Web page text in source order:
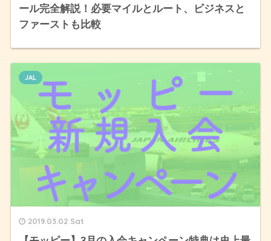
ール完全解説！必要マイルとルート、ビジネスと
ファーストも比較
2019.03.02 Sat
JAL